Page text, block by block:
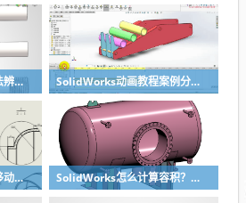
SolidWorks螺纹三种画法辨析异同：装饰螺纹线、螺柱向导、螺纹特征 SolidWorks动画教程案例分享之圆管分料动画，重力自然滑落
SolidWorks工程图快速移动视图位置技巧，溪风实战分享 SolidWorks怎么计算容积？容器的体积？